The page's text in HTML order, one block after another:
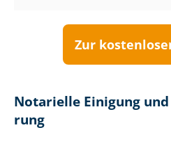
Zur
Notarielle Einigung
rung